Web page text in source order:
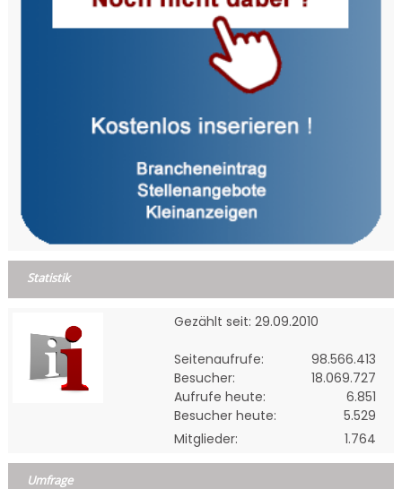
Statistik
Gezählt seit: 29.09.2010
Seitenaufrufe:
98.566.413
Besucher:
18.069.727
Aufrufe heute:
6.851
Besucher heute:
5.529
Mitglieder:
1.764
Umfrage